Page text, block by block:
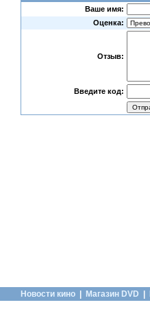
Ваше имя:
Оценка:
Отзыв:
Введите код:
Новости кино Магазин DVD